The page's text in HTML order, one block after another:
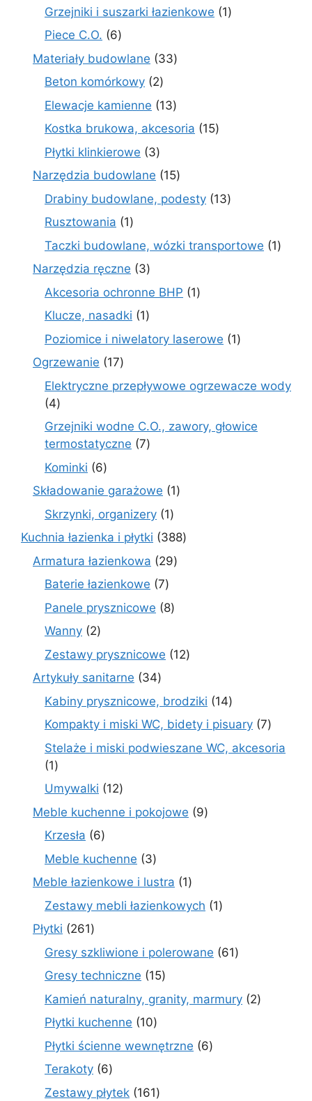
Grzejniki i suszarki łazienkowe 11
Piece C.O. 66
produktów
Materiały budowlane 3333
Beton komórkowy 22
produkty
Elewacje kamienne 1313
produktów
Kostka brukowa, akcesoria 1515
Płytki klinkierowe 33
produkty
Narzędzia budowlane 1515
produktów
Drabiny budowlane, podesty 1313
Rusztowania 11
produkt
Taczki budowlane, wózki transportowe 11
Narzędzia ręczne 33
produkty
Akcesoria ochronne BHP 11
Klucze, nasadki 11
produkt
Poziomice i niwelatory laserowe 11
Ogrzewanie 1717
produktów
Elektryczne przepływowe ogrzewacze wody
44
produkty
Grzejniki wodne C.O., zawory, głowice
termostatyczne 77
Kominki 66
produktów
Składowanie garażowe 11
Skrzynki, organizery 11
produkt
Kuchnia łazienka i płytki 388388
Armatura łazienkowa 2929
Baterie łazienkowe 77
produktów
Panele prysznicowe 88
Wanny 22
produkty
Zestawy prysznicowe 1212
Artykuły sanitarne 3434
produkty
Kabiny prysznicowe, brodziki 1414
produktów
Kompakty i miski WC, bidety i pisuary 77
Stelaże i miski podwieszane WC, akcesoria
11
produkt
Umywalki 1212
produktów
Meble kuchenne i pokojowe 99
Krzesła 66
produktów
Meble kuchenne 33
produkty
Meble łazienkowe i lustra 11
produkt
Zestawy mebli łazienkowych 11
Płytki 261261
produktów
Gresy szkliwione i polerowane 6161
Gresy techniczne 1515
produktów
Kamień naturalny, granity, marmury 22
Płytki kuchenne 1010
produktów
Płytki ścienne wewnętrzne 66
Terakoty 66
produktów
Zestawy płytek 161161